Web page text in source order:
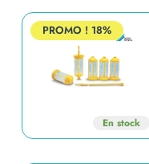
PROMO ! 18%
En stock